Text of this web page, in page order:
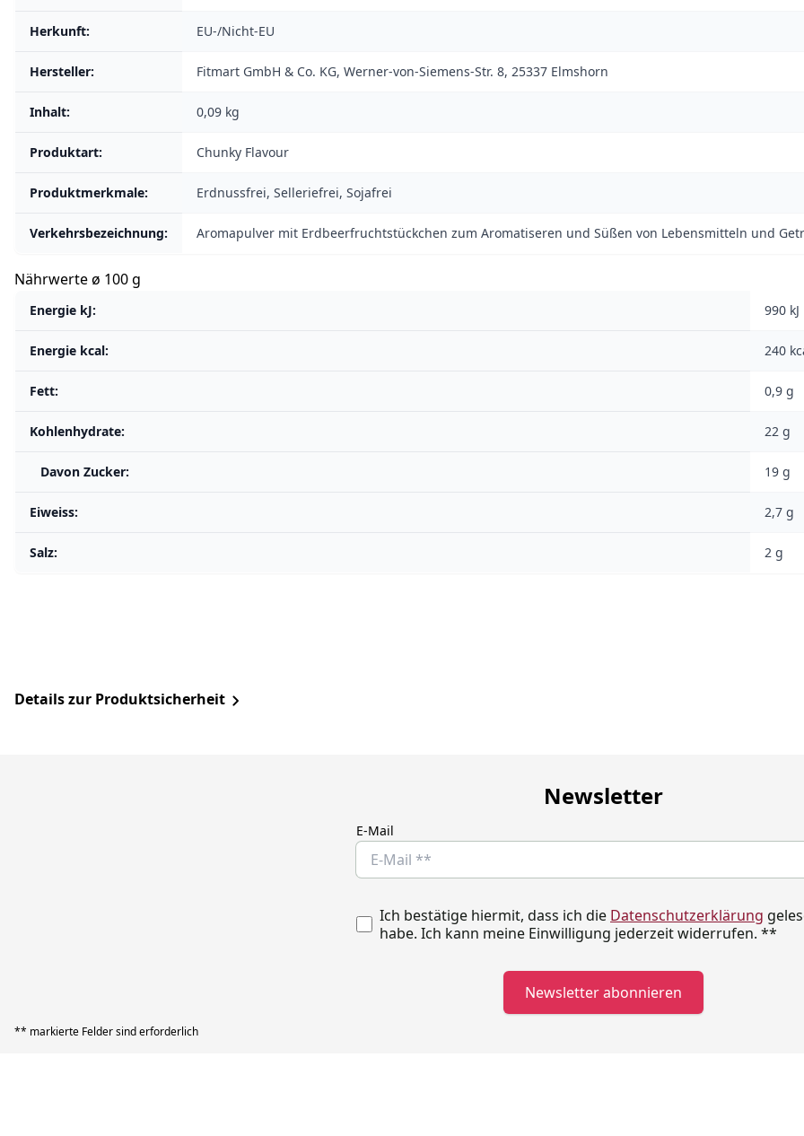
Herkunft: EU-/Nicht-EU
Hersteller: Fitmart GmbH & Co. KG, Werner-von-Siemens-Str. 8, 25337 Elmshorn
Inhalt: 0,09 kg
Produktart: Chunky Flavour
Produktmerkmale: Erdnussfrei, Selleriefrei, Sojafrei
Verkehrsbezeichnung: Aromapulver mit Erdbeerfruchtstückchen zum Aromatiseren und Süßen von Lebensmitteln und
Nährwerte ø 100 g
Energie kJ: 990 kJ
Energie kcal: 240
Fett: 0,9 g
Kohlenhydrate: 22 g
Davon Zucker: 19 g
Eiweiss: 2,7 g
Salz: 2 g
Details zur Produktsicherheit
Newsletter
E-Mail
Ich bestätige hiermit, dass ich die Datenschutzerklärung
habe. Ich kann meine Einwilligung jederzeit widerrufen. **
Newsletter abonnieren
** markierte Felder sind erforderlich